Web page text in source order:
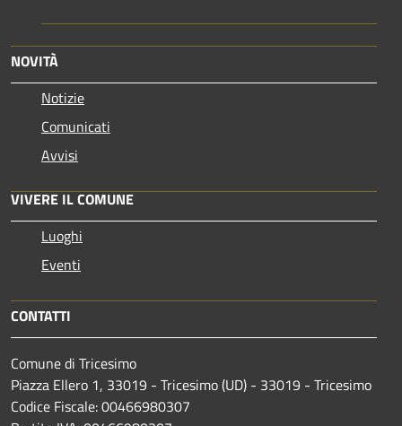
NOVITÀ
Notizie
Comunicati
Avvisi
VIVERE IL COMUNE
Luoghi
Eventi
CONTATTI
Comune di Tricesimo
Piazza Ellero 1, 33019 - Tricesimo (UD) - 33019 - Tricesimo
Codice Fiscale: 00466980307